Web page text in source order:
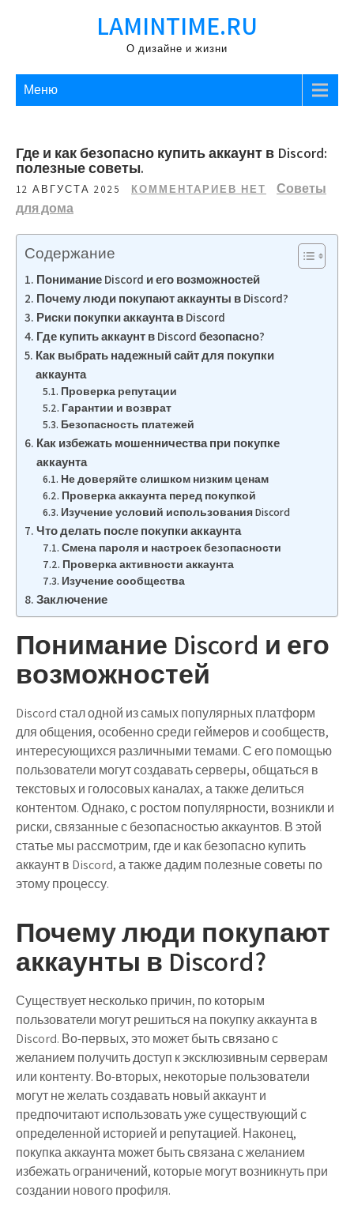
LAMINTIME.RU
О дизайне и жизни
Меню
Где и как безопасно купить аккаунт в Discord:
полезные советы.
12 АВГУСТА 2025 КОММЕНТАРИЕВ НЕТ
Советы
для дома
Содержание
Понимание Discord и его возможностей
Почему люди покупают аккаунты в Discord?
Риски покупки аккаунта в Discord
Где купить аккаунт в Discord безопасно?
Как выбрать надежный сайт для покупки
аккаунта
Проверка репутации
Гарантии и возврат
Безопасность платежей
Как избежать мошенничества при покупке
аккаунта
Не доверяйте слишком низким ценам
Проверка аккаунта перед покупкой
Изучение условий использования Discord
Что делать после покупки аккаунта
Смена пароля и настроек безопасности
Проверка активности аккаунта
Изучение сообщества
Заключение
Понимание Discord и его
возможностей
Discord стал одной из самых популярных платформ
для общения, особенно среди геймеров и сообществ,
интересующихся различными темами. С его помощью
пользователи могут создавать серверы, общаться в
текстовых и голосовых каналах, а также делиться
контентом. Однако, с ростом популярности, возникли и
риски, связанные с безопасностью аккаунтов. В этой
статье мы рассмотрим, где и как безопасно купить
аккаунт в Discord, а также дадим полезные советы по
этому процессу.
Почему люди покупают
аккаунты в Discord?
Существует несколько причин, по которым
пользователи могут решиться на покупку аккаунта в
Discord. Во-первых, это может быть связано с
желанием получить доступ к эксклюзивным серверам
или контенту. Во-вторых, некоторые пользователи
могут не желать создавать новый аккаунт и
предпочитают использовать уже существующий с
определенной историей и репутацией. Наконец,
покупка аккаунта может быть связана с желанием
избежать ограничений, которые могут возникнуть при
создании нового профиля.